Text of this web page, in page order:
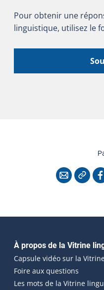
Pour obtenir une
linguistique, utilisez le
CourrielCopier
Navigation
À propos de la Vitrine
Capsule vidéo sur la
Foire aux questions
Les mots de la Vitrine